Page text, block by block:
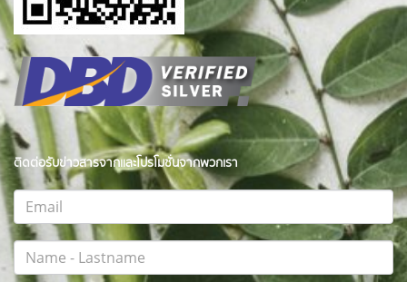
ติดต่อรับข่าวสารจากและโปรโมชั่นจากพวกเรา